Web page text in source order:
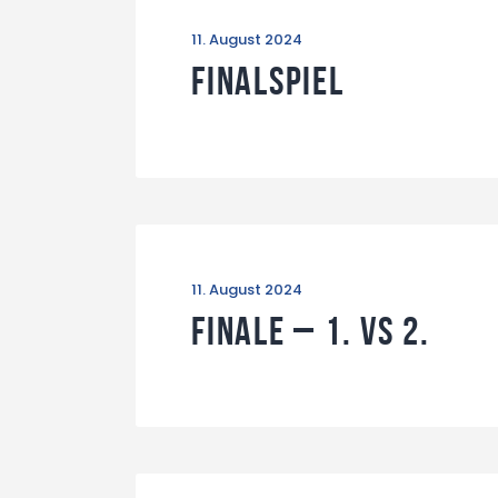
11. August 2024
Finalspiel
11. August 2024
Finale – 1. vs 2.